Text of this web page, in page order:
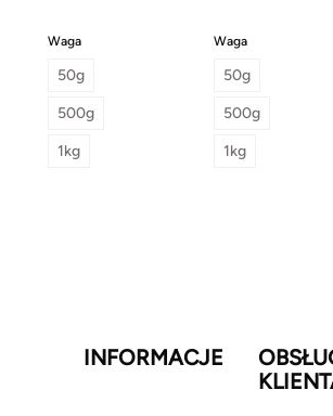
Waga
50g
500g
1kg
Waga
50g
500g
1kg
INFORMACJE